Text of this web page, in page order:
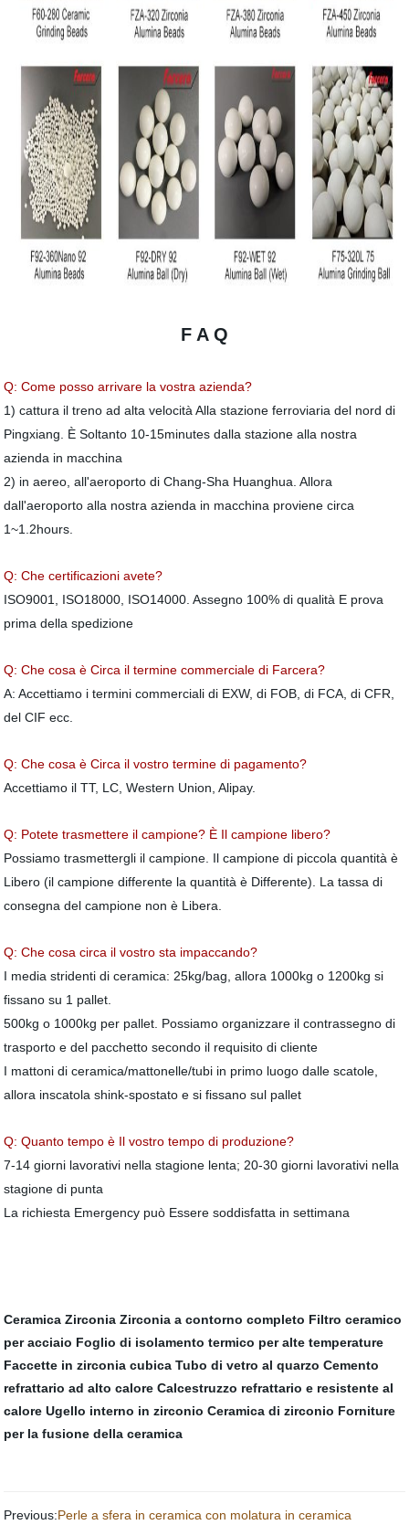
F A Q
Q: Come posso arrivare la vostra azienda?
1) cattura il treno ad alta velocità Alla stazione ferroviaria del nord di
Pingxiang. È Soltanto 10-15minutes dalla stazione alla nostra
azienda in macchina
2) in aereo, all'aeroporto di Chang-Sha Huanghua. Allora
dall'aeroporto alla nostra azienda in macchina proviene circa
1~1.2hours.
Q: Che certificazioni avete?
ISO9001, ISO18000, ISO14000. Assegno 100% di qualità E prova
prima della spedizione
Q: Che cosa è Circa il termine commerciale di Farcera?
A: Accettiamo i termini commerciali di EXW, di FOB, di FCA, di CFR,
del CIF ecc.
Q: Che cosa è Circa il vostro termine di pagamento?
Accettiamo il TT, LC, Western Union, Alipay.
Q: Potete trasmettere il campione? È Il campione libero?
Possiamo trasmettergli il campione. Il campione di piccola quantità è
Libero (il campione differente la quantità è Differente). La tassa di
consegna del campione non è Libera.
Q: Che cosa circa il vostro sta impaccando?
I media stridenti di ceramica: 25kg/bag, allora 1000kg o 1200kg si
fissano su 1 pallet.
500kg o 1000kg per pallet. Possiamo organizzare il contrassegno di
trasporto e del pacchetto secondo il requisito di cliente
I mattoni di ceramica/mattonelle/tubi in primo luogo dalle scatole,
allora inscatola shink-spostato e si fissano sul pallet
Q: Quanto tempo è Il vostro tempo di produzione?
7-14 giorni lavorativi nella stagione lenta; 20-30 giorni lavorativi nella
stagione di punta
La richiesta Emergency può Essere soddisfatta in settimana
Ceramica Zirconia Zirconia a contorno completo Filtro ceramico
per acciaio Foglio di isolamento termico per alte temperature
Faccette in zirconia cubica Tubo di vetro al quarzo Cemento
refrattario ad alto calore Calcestruzzo refrattario e resistente al
calore Ugello interno in zirconio Ceramica di zirconio Forniture
per la fusione della ceramica
Previous:Perle a sfera in ceramica con molatura in ceramica